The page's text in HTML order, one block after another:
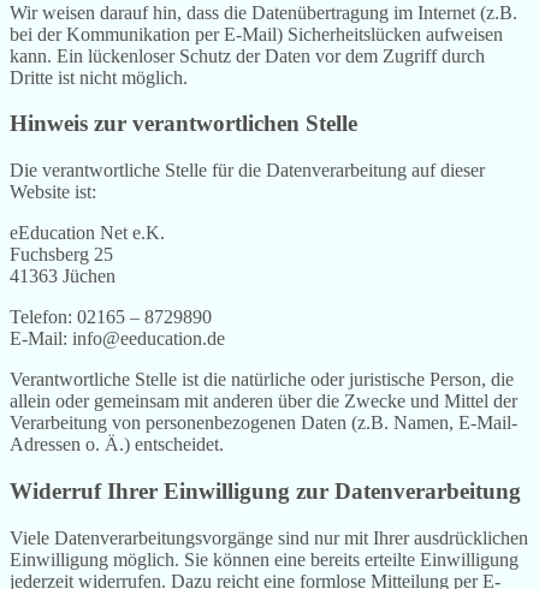
Wir weisen darauf hin, dass die Datenübertragung im Internet (z.B.
bei der Kommunikation per E-Mail) Sicherheitslücken aufweisen
kann. Ein lückenloser Schutz der Daten vor dem Zugriff durch
Dritte ist nicht möglich.
Hinweis zur verantwortlichen Stelle
Die verantwortliche Stelle für die Datenverarbeitung auf dieser
Website ist:
eEducation Net e.K.
Fuchsberg 25
41363 Jüchen
Telefon: 02165 – 8729890
E-Mail: info@eeducation.de
Verantwortliche Stelle ist die natürliche oder juristische Person, die
allein oder gemeinsam mit anderen über die Zwecke und Mittel der
Verarbeitung von personenbezogenen Daten (z.B. Namen, E-Mail-
Adressen o. Ä.) entscheidet.
Widerruf Ihrer Einwilligung zur Datenverarbeitung
Viele Datenverarbeitungsvorgänge sind nur mit Ihrer ausdrücklichen
Einwilligung möglich. Sie können eine bereits erteilte Einwilligung
jederzeit widerrufen. Dazu reicht eine formlose Mitteilung per E-